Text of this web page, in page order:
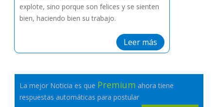
explote, sino porque son felices y se sienten
bien, haciendo bien su trabajo.
Leer más
La mejor Noticia es que Premium ahora tiene
respuestas automáticas para postular